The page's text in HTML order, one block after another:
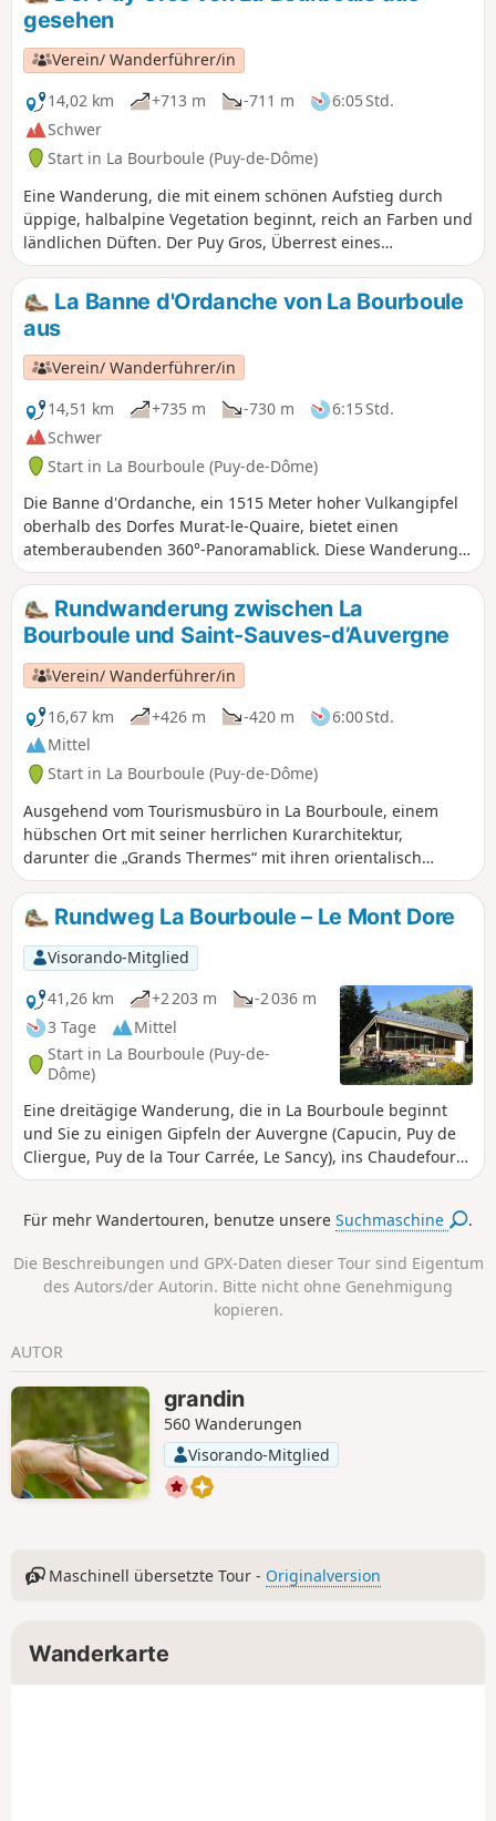
gesehen
Verein/ Wanderführer/in
14,02 km
+713 m -711 m
6:05 Std.
Schwer
Start in La Bourboule (Puy-de-Dôme)
Eine Wanderung, die mit einem schönen Aufstieg durch
üppige, halbalpine Vegetation beginnt, reich an Farben und
ländlichen Düften. Der Puy Gros, Überrest eines
ehemaligen Vulkankegels, bietet ein einzigartiges
Panorama über das Tal der Haute Dordogne und auf die
Kurorte Mont-Dore und La Bourboule.
La Banne d'Ordanche von La Bourboule
aus
Verein/ Wanderführer/in
14,51 km
+735 m -730 m
6:15 Std.
Schwer
Start in La Bourboule (Puy-de-Dôme)
Die Banne d'Ordanche, ein 1515 Meter hoher Vulkangipfel
oberhalb des Dorfes Murat-le-Quaire, bietet einen
atemberaubenden 360°-Panoramablick. Diese Wanderung
beginnt mit einem Aufstieg, zunächst in sanften
Serpentinen, um schließlich über Treppen zum Gipfel der
Banne zu führen.
Rundwanderung zwischen La
Bourboule und Saint-Sauves-d’Auvergne
Verein/ Wanderführer/in
16,67 km
+426 m -420 m
6:00 Std.
Mittel
Start in La Bourboule (Puy-de-Dôme)
Ausgehend vom Tourismusbüro in La Bourboule, einem
hübschen Ort mit seiner herrlichen Kurarchitektur,
darunter die „Grands Thermes“ mit ihren orientalisch
anmutenden Kuppeln, führt Sie diese Rundwanderung
durch die Landschaften des oberen Dordogne-Tals, vorbei
an Saint-Sauves-d’Auvergne, einem Dorf, das 2016 als
„Classée Commune Touristique“ (touristisch ausgezeichnete
Gemeinde) ausgezeichnet wurde.
Rundweg La Bourboule – Le Mont Dore
Visorando-Mitglied
41,26 km
+2 203 m
-2 036 m
3 Tage
Mittel
Start in La Bourboule (Puy-de-
Dôme)
Eine dreitägige Wanderung, die in La Bourboule beginnt
und Sie zu einigen Gipfeln der Auvergne (Capucin, Puy de
Cliergue, Puy de la Tour Carrée, Le Sancy), ins Chaudefour-
Tal, zur Grande Cascade usw. führt und in der Stadt Mont
Für mehr Wandertouren, benutze unsereSuchmaschine .
Die Beschreibungen und GPX-Daten dieser Tour sind Eigentum
des Autors/der Autorin. Bitte nicht ohne Genehmigung
kopieren.
AUTOR
grandin
560 Wanderungen
Visorando-Mitglied
Maschinell übersetzte Tour - Originalversion
Wanderkarte